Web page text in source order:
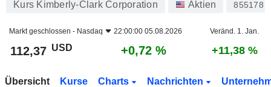
Kurs Kimberly-Clark Corporation Aktien 855178
Markt geschlossen - Nasdaq 22:00:00 05.08.2026 Veränd. 1. Jan.
112,37 USD +0,72 % +11,38 %
Übersicht Kurse Charts Nachrichten